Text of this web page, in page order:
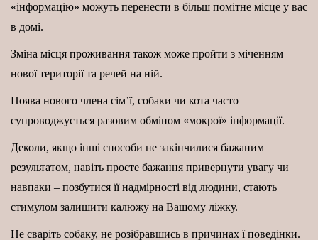
«інформацію» можуть перенести в більш помітне місце у вас
в домі.
Зміна місця проживання також може пройти з міченням
нової території та речей на ній.
Поява нового члена сім’ї, собаки чи кота часто
супроводжується разовим обміном «мокрої» інформації.
Деколи, якщо інші способи не закінчилися бажаним
результатом, навіть просте бажання привернути увагу чи
навпаки – позбутися її надмірності від людини, стають
стимулом залишити калюжу на Вашому ліжку.
Не сваріть собаку, не розібравшись в причинах ї поведінки.